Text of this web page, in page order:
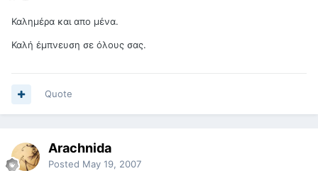
Καλημέρα και απο μένα.
Καλή έμπνευση σε όλους σας.
Quote
Arachnida
Posted May 19, 2007